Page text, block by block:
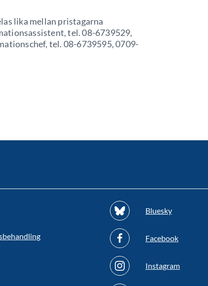
lika mellan pristagarna
tel. 08-6739529,
tel. 08-6739595, 0709-
Bluesky
Facebook
Instagram